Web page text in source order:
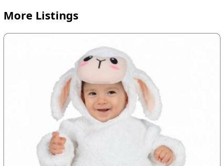
More Listings